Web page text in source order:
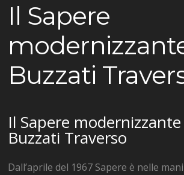
Il Sapere
Buzzati
Il Sapere
Buzzati Traverso
Dall’aprile del 1967 Sapere è nelle